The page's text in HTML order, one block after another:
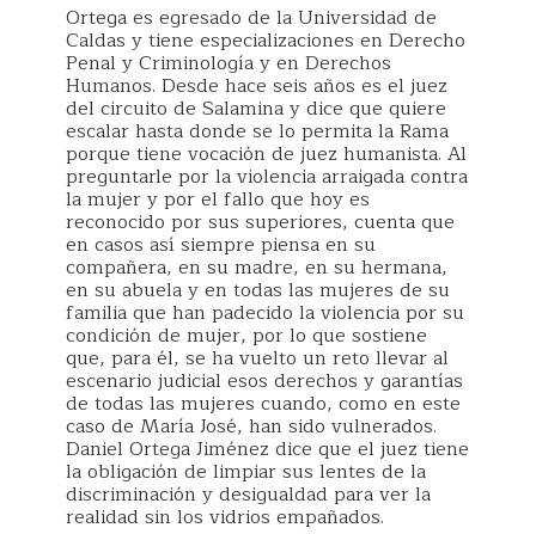
Ortega es egresado de la Universidad de
Caldas y tiene especializaciones en Derecho
Penal y Criminología y en Derechos
Humanos. Desde hace seis años es el juez
del circuito de Salamina y dice que quiere
escalar hasta donde se lo permita la Rama
porque tiene vocación de juez humanista. Al
preguntarle por la violencia arraigada contra
la mujer y por el fallo que hoy es
reconocido por sus superiores, cuenta que
en casos así siempre piensa en su
compañera, en su madre, en su hermana,
en su abuela y en todas las mujeres de su
familia que han padecido la violencia por su
condición de mujer, por lo que sostiene
que, para él, se ha vuelto un reto llevar al
escenario judicial esos derechos y garantías
de todas las mujeres cuando, como en este
caso de María José, han sido vulnerados.
Daniel Ortega Jiménez dice que el juez tiene
la obligación de limpiar sus lentes de la
discriminación y desigualdad para ver la
realidad sin los vidrios empañados.